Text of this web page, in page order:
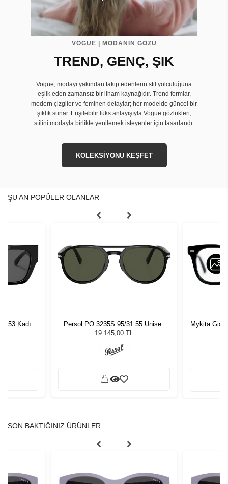
VOGUE | MODANIN GÖZÜ
TREND, GENÇ, ŞIK
Vogue, modayı yakından takip edenlerin stil yolculuğuna
eşlik eden zamansız bir ilham kaynağıdır. Trend formlar,
modern çizgiler ve feminen detaylar; her modelde güncel bir
şıklık sunar. Erişilebilir lüks anlayışıyla Vogue gözlükleri,
stilini modayla birlikte yenilemek isteyenler için tasarlandı.
KOLEKSİYONU KEŞFET
ŞU AN POPÜLER OLANLAR
53 Kadın
Persol PO 3235S 95/31 55 Unisex
Güneş Gözlüğü
19.145,00 TL
Mykita Gia
SON BAKTIĞINIZ ÜRÜNLER